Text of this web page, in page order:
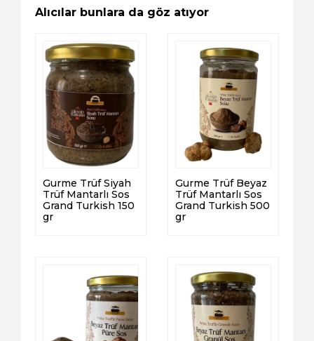
Alıcılar bunlara da göz atıyor
Gurme Trüf Siyah
Trüf Mantarlı Sos
Grand Turkish 150
gr
Gurme Trüf Beyaz
Trüf Mantarlı Sos
Grand Turkish 500
gr